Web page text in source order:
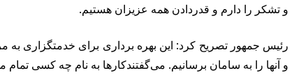
و تشکر را دارم و قدردادن همه عزیزان هستیم.
رئیس جمهور تصریح کرد: این بهره برداری برای خدمتگزاری به
و آنها را به سامان برسانیم. می‌گفتندکارها به نام چه کسی